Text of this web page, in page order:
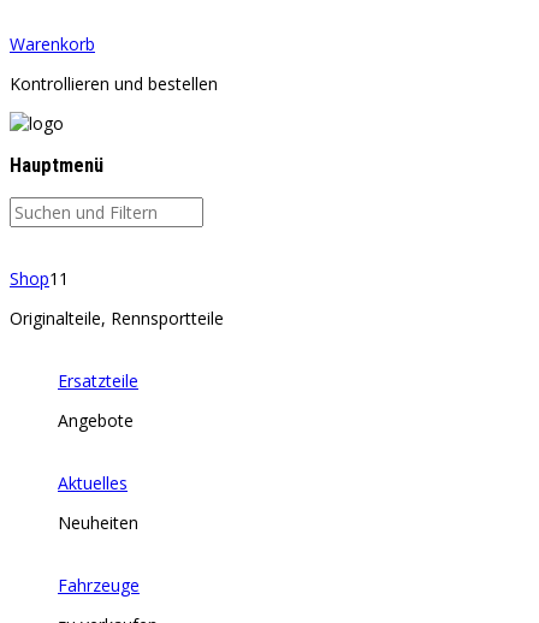
Warenkorb
Kontrollieren und bestellen
Hauptmenü
Shop11
Originalteile, Rennsportteile
Ersatzteile
Angebote
Aktuelles
Neuheiten
Fahrzeuge